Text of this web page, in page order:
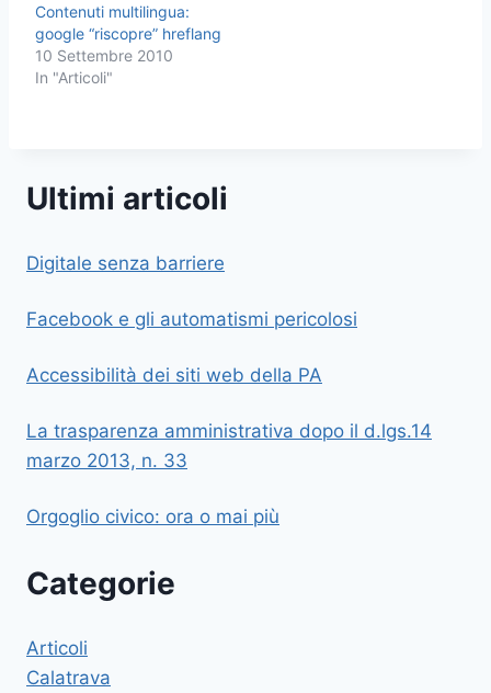
Contenuti multilingua:
google “riscopre” hreflang
10 Settembre 2010
In "Articoli"
Ultimi articoli
Digitale senza barriere
Facebook e gli automatismi pericolosi
Accessibilità dei siti web della PA
La trasparenza amministrativa dopo il d.lgs.14
marzo 2013, n. 33
Orgoglio civico: ora o mai più
Categorie
Articoli
Calatrava